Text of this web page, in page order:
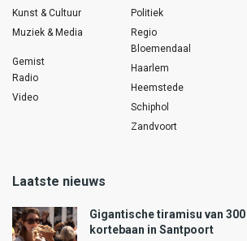
Kunst & Cultuur
Muziek & Media
Gemist
Radio
Video
Politiek
Regio
Bloemendaal
Haarlem
Heemstede
Schiphol
Zandvoort
Laatste nieuws
Gigantische tiramisu van
kortebaan in Santpoort